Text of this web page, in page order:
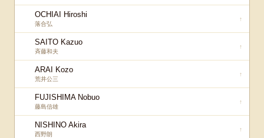
OCHIAI Hiroshi
落合弘
↑
SAITO Kazuo
斉藤和夫
↑
ARAI Kozo
荒井公三
↑
FUJISHIMA Nobuo
藤島信雄
↑
NISHINO Akira
西野朗
↑